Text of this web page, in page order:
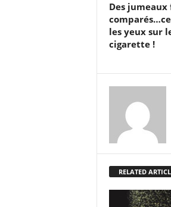
Des
les yeux sur
cigarette !
RELATED